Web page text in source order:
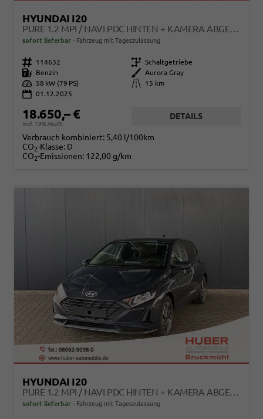
HYUNDAI I20
PURE 1.2 MPI / NAVI PDC HINTEN + KAMERA ABGEDUNKELTE SCHEIBEN TEMPOMAT ALU 16"
sofort lieferbar Fahrzeug mit Tageszulassung
Fahrzeugnr. 114632 Getriebe Schaltgetriebe
Kraftstoff
Benzin Außenfarbe
Aurora Gray
Leistung
58 kW (79 PS) Kilometerstand
15 km
01.12.2025
18.650,– €
incl. 19% MwSt.
DETAILS
Verbrauch kombiniert: 5,40 l/100km
CO2-Klasse: D
CO2-Emissionen: 122,00 g/km
HYUNDAI I20
PURE 1.2 MPI / NAVI PDC HINTEN + KAMERA ABGEDUNKELTE SCHEIBEN TEMPOMAT ALU 16"
sofort lieferbar Fahrzeug mit Tageszulassung